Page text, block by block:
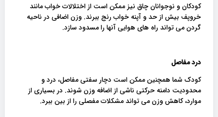
کودکان و نوجوانان چاق نیز ممکن است از اختلالات خواب مانند
خروپف بیش از حد و آپنه خواب رنج ببرند. وزن اضافی در ناحیه
گردن می تواند راه های هوایی آنها را مسدود سازد.
درد مفاصل
کودک شما همچنین ممکن است دچار سفتی مفاصل، درد و
محدودیت دامنه حرکتی ناشی از اضافه وزن شوند. در بسیاری از
موارد، کاهش وزن می تواند مشکلات مفصلی را از بین ببرد.